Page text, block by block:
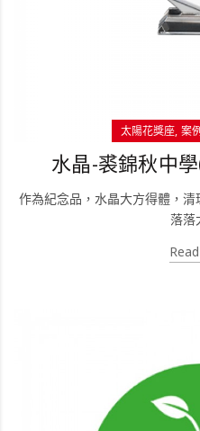
太陽花獎座 案
水晶-裘錦秋中
作為紀念品，水晶大方得體，
落落